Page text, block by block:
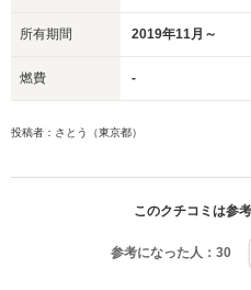
所有期間 2019年11月～
燃費 -
投稿者：さとう（東京都）
このクチコミは参
参考になった人： 30